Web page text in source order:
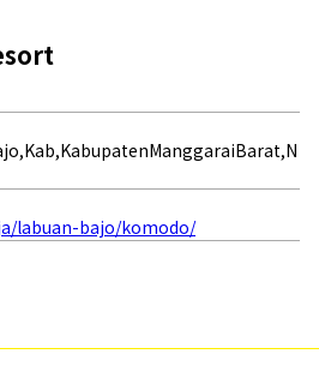
labuan-bajo/komodo/